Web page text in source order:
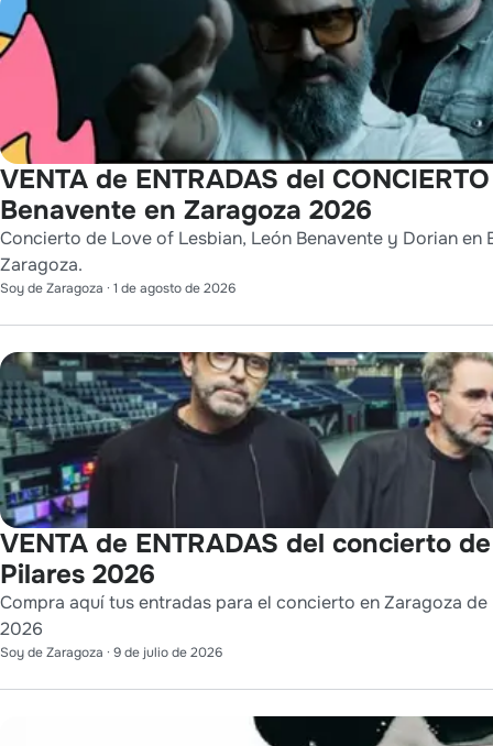
VENTA de ENTRADAS del
Benavente en Zaragoza 2026
Concierto de Love of Lesbian, León Benavente y Dorian
Zaragoza.
Soy de Zaragoza · 1 de agosto de 2026
VENTA de ENTRADAS del concierto
Pilares 2026
Compra aquí tus entradas para el concierto en Zaragoza
2026
Soy de Zaragoza · 9 de julio de 2026